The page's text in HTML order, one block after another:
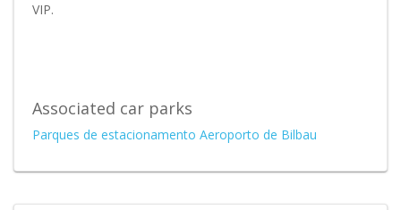
VIP.
Associated car parks
Parques de estacionamento Aeroporto de Bilbau